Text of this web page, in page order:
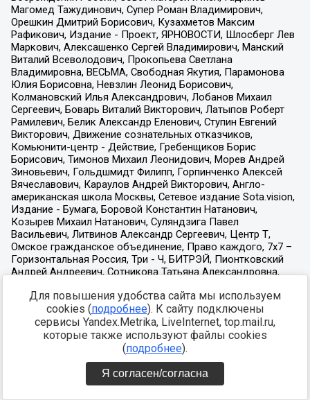
Для повышения удобства сайта мы используем
cookies (подробнее). К сайту подключены
сервисы Yandex.Metrika, LiveInternet, top.mail.ru,
которые также используют файлы cookies
(подробнее).
Я согласен/согласна